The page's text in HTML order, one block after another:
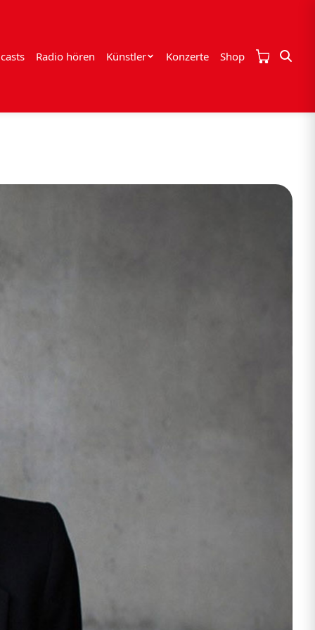
Radio hören Künstler Konzerte Shop